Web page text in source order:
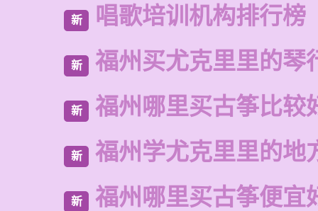
新 唱歌培训机构排行榜
新 福州买尤克里里的琴
新 福州哪里买古筝比较
新 福州学尤克里里的地
新 福州哪里买古筝便宜